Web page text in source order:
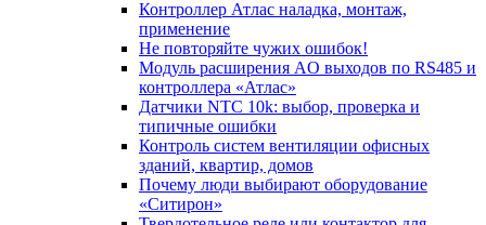
Контроллер Атлас наладка, монтаж,
применение
Не повторяйте чужих ошибок!
Модуль расширения AO выходов по RS485 и
контроллера «Атлас»
Датчики NTC 10k: выбор, проверка и
типичные ошибки
Контроль систем вентиляции офисных
зданий, квартир, домов
Почему люди выбирают оборудование
«Ситирон»